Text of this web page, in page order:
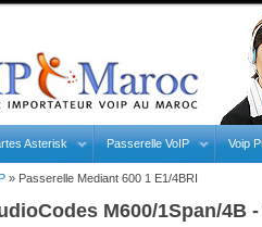
Asterisk Passerelle VoIP Voip
» Passerelle Mediant 600 1 E1/4BRI
M600/1Span/4B